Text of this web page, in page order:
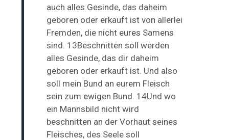
auch alles Gesinde, das daheim
geboren oder erkauft ist von allerlei
Fremden, die nicht eures Samens
sind. 13Beschnitten soll werden
alles Gesinde, das dir daheim
geboren oder erkauft ist. Und also
soll mein Bund an eurem Fleisch
sein zum ewigen Bund. 14Und wo
ein Mannsbild nicht wird
beschnitten an der Vorhaut seines
Fleisches, des Seele soll